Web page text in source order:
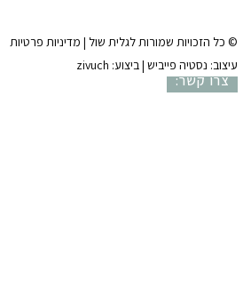
צרו קשר:
© כל הזכויות שמורות לגלית שול | מדיניות פרטיות
עיצוב: נסטיה פייביש | ביצוע: zivuch